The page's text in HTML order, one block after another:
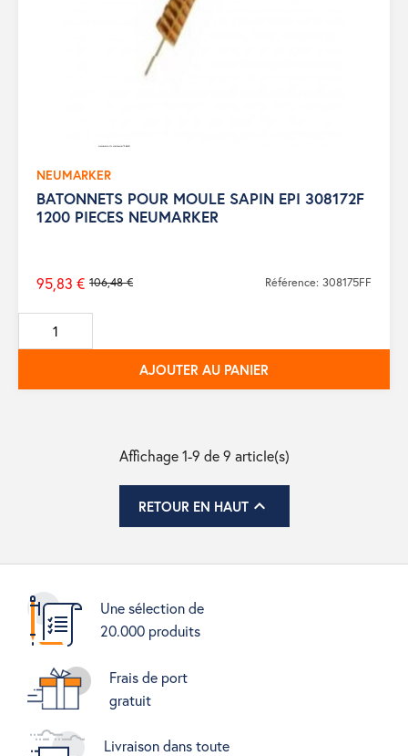
NEUMARKER
BATONNETS POUR MOULE SAPIN EPI 308172F
1200 PIECES NEUMARKER
Prix
de
base
106,48 €
95,83 € Référence: 308175FF
AJOUTER AU PANIER
Affichage 1-9 de 9 article(s)
RETOUR EN HAUT
Une sélection de
20.000 produits
Frais de port
gratuit
Livraison dans toute